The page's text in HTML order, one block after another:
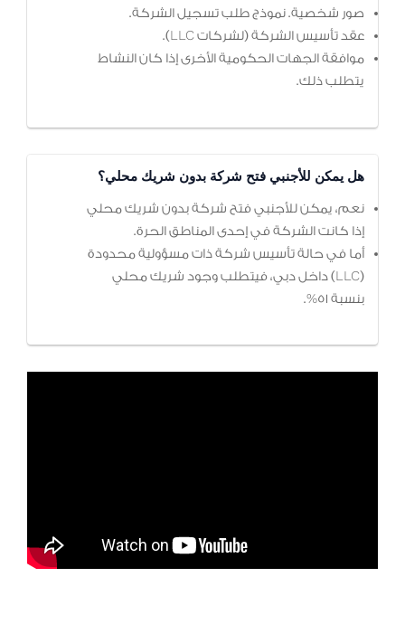
صور شخصية. نموذج طلب تسجيل الشركة.
عقد تأسيس الشركة (لشركات LLC).
موافقة الجهات الحكومية الأخرى إذا كان النشاط
يتطلب ذلك.
هل يمكن للأجنبي فتح شركة بدون شريك محلي؟
نعم، يمكن للأجنبي فتح شركة بدون شريك محلي
إذا كانت الشركة في إحدى المناطق الحرة.
أما في حالة تأسيس شركة ذات مسؤولية محدودة
(LLC) داخل دبي، فيتطلب وجود شريك محلي
بنسبة 51%.